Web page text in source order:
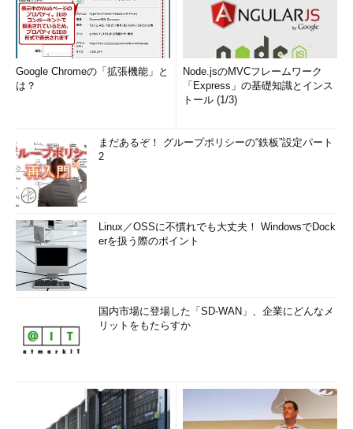
Google Chromeの「拡張機能」と
は？
Node.jsのMVCフレームワーク
「Express」の基礎知識とインス
トール (1/3)
まだあるぞ！ グループポリシーの“鉄板”設定パート
2
Linux／OSSに不慣れでも大丈夫！ WindowsでDock
erを扱う際のポイント
国内市場に登場した「SD-WAN」、企業にどんなメ
リットをもたらすか